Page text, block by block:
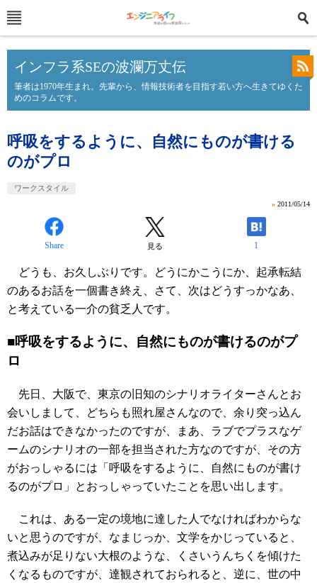
インフラ系SEの波瀾万丈伝
筆者は1970年生まれ。先輩から、情報技術者を目指す若い方へ生きてゆくた
めのコラムです。
呼吸をするように、自然にものが書ける
のがプロ
ワークスタイル
» 2011/05/14
Share 見る 1
どうも、お久しぶりです。どうにかこうにか、起承転結
のあるお話を一個書き終え、さて、次はどうすっかなあ、
と考えている一介の貧乏人です。
■呼吸をするように、自然にものが書けるのがプ
ロ
先日、大阪で、東京の旧知のシナリオライターさんとお
会いしまして、どちらも照れ屋さんなので、余り突っ込ん
だお話はできなかったのですが、まあ、ラブでプラスなゲ
ームのシナリオの一部を担当された方なのですが、その方
がおっしゃるには「呼吸をするように、自然にものが書け
るのがプロ」とおっしゃっていたことを思い出します。
これは、ある一定の境地に達した人でなければわからな
いと思うのですが、なまじっか、文学をかじっていると、
煮込みが足りない大根のような、くさいうんちくを傾けた
くなるものですが、達観されておられると、逆に、世の中